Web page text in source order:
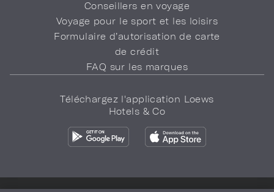
Conseillers en voyage
Voyage pour le sport et les loisirs
Formulaire d’autorisation de carte
de crédit
FAQ sur les marques
Téléchargez l'application Loews
Hotels & Co